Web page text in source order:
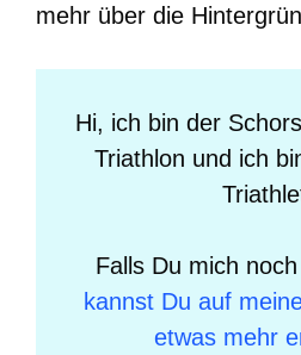
mehr über die
Hi, ich bin der
Triathlon und ich
Falls Du mich
kannst Du auf
etwas mehr